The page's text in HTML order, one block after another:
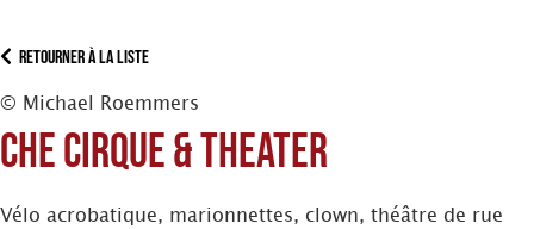
Retourner à la liste
© Michael Roemmers
Che Cirque & Theater
Vélo acrobatique, marionnettes, clown, théâtre de rue